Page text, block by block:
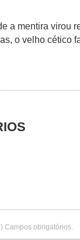
a mentira virou
o velho cético
Campos obrigatórios.